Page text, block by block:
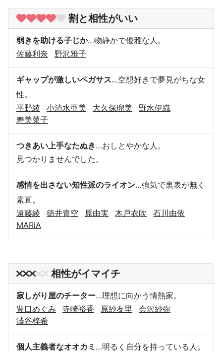
割と相性がいい
弱きを助ける子じか…物静かで優雅な人。
佐藤利奈
野沢雅子
ギャップが激しいペガサス…空想好きで夢見がちな女
性。
平野綾
小清水亜美 大久保瑠美
野水伊織
寿美菜子
つきあい上手なたぬき…おしとやかな人。
見つかりませんでした。
感情を出さない知性派のライオン…強気で裏表が無く
素直。
遠藤綾
徳井青空 原由実 木戸衣吹
石川由依
MARiA
相性がイマイチ
寂しがり屋のチーター…理想に向かう情熱家。
豊口めぐみ
寺崎裕香 原紗友里
会沢紗弥
澁谷梓希
個人主義者なオオカミ …明るく自分を持っている人。